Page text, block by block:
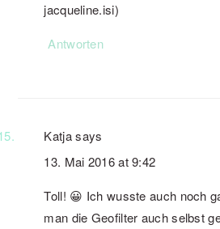
jacqueline.isi)
Antworten
Katja says
13. Mai 2016 at 9:42
Toll! 😀 Ich wusste auch noch
man die Geofilter auch selbst